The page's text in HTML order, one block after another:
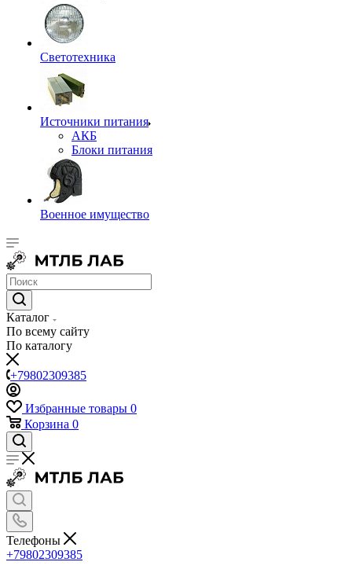
Светотехника
Источники питания
АКБ
Блоки питания
Военное имущество
Каталог
По всему сайту
По каталогу
+79802309385
Избранные товары 0
Корзина 0
Телефоны
+79802309385